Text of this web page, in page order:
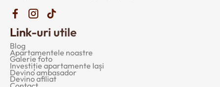
Link-uri utile
Blog
Apartamentele noastre
Galerie foto
Investiție apartamente Iași
Devino ambasador
Devino afiliat